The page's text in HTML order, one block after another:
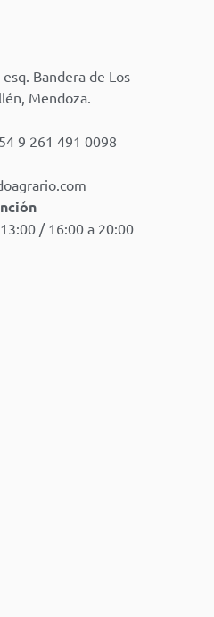
Bandera de Los
Mendoza.
9 261 491 0098
/ 16:00 a 20:00